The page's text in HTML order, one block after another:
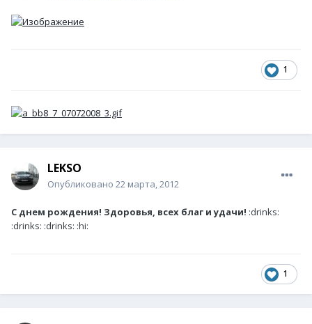
1
LEKSO
Опубликовано 22 марта, 2012
С днем рождения! Здоровья, всех благ и удачи! :drinks:
:drinks: :drinks: :hi:
1